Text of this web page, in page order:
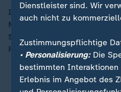
In Venezuela protestieren
Menschen. Die
Staatschef Maduro das
Präsidentschaftswahl
Dienstleister sind. Wir
auch nicht zu
Zustimmungspflichtige
• Personalisierung:Die
bestimmten
Erlebnis im Angebot des